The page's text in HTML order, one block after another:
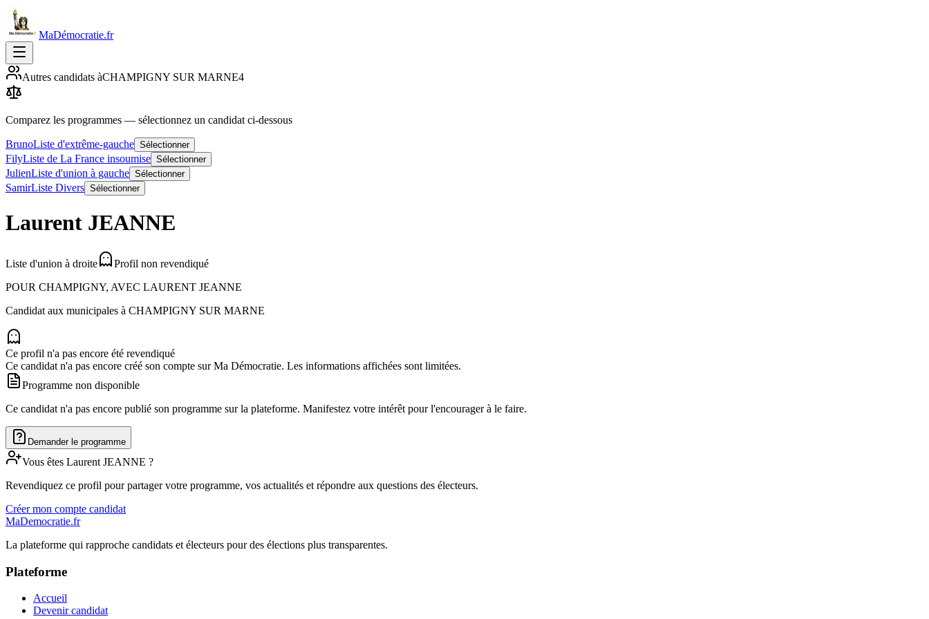
MaDémocratie.fr
Autres candidats àCHAMPIGNY SUR MARNE4
Comparez les programmes — sélectionnez un candidat ci-dessous
BrunoListe d'extrême-gauche Sélectionner
FilyListe de La France insoumise Sélectionner
JulienListe d'union à gauche Sélectionner
SamirListe Divers Sélectionner
Laurent JEANNE
Liste d'union à droite
Profil non revendiqué
POUR CHAMPIGNY, AVEC LAURENT JEANNE
Candidat aux municipales à CHAMPIGNY SUR MARNE
Ce profil n'a pas encore été revendiqué
Ce candidat n'a pas encore créé son compte sur Ma Démocratie. Les informations affichées sont limitées.
Programme non disponible
Ce candidat n'a pas encore publié son programme sur la plateforme. Manifestez votre intérêt pour l'encourager à le faire.
Demander le programme
Vous êtes Laurent JEANNE ?
Revendiquez ce profil pour partager votre programme, vos actualités et répondre aux questions des électeurs.
Créer mon compte candidat
MaDemocratie.fr
La plateforme qui rapproche candidats et électeurs pour des élections plus transparentes.
Plateforme
Accueil
Devenir candidat